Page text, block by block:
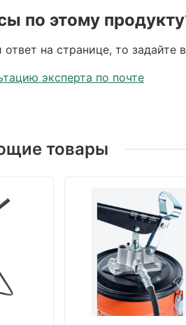
по этому
на странице, то задайте
эксперта по почте
товары